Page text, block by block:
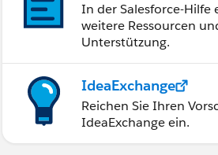
In der Salesforce-Hilfe
weitere Ressourcen
Unterstützung.
IdeaExchange
Reichen Sie Ihren
IdeaExchange ein.